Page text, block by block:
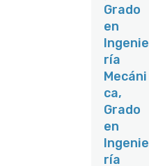
de
es
eléctricas.
Dar soporte
técnico
durante el
la puesta
en servicio.
informació
n en el
Portal de
Grado
en
Ingenie
ría
Mecáni
ca,
Grado
en
Ingenie
ría